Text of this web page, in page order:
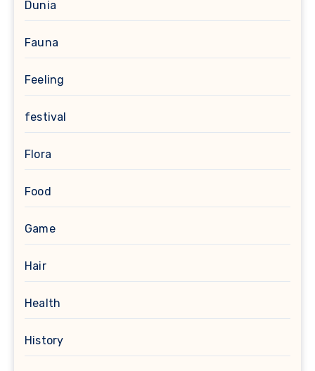
Dunia
Fauna
Feeling
festival
Flora
Food
Game
Hair
Health
History